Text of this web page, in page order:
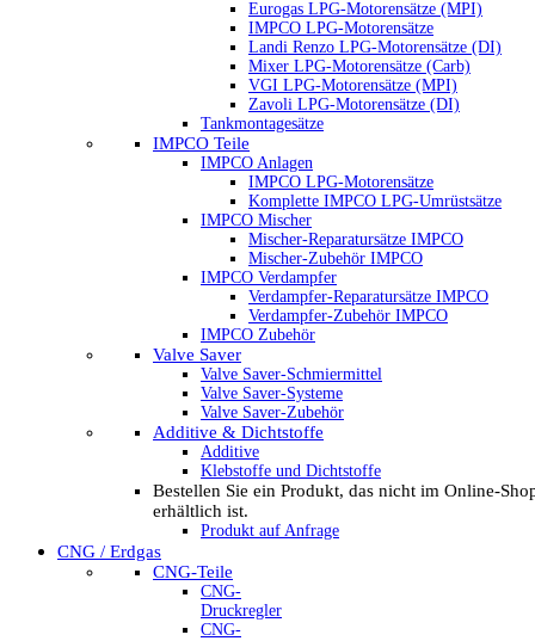
Eurogas LPG-Motorensätze (MPI)
IMPCO LPG-Motorensätze
Landi Renzo LPG-Motorensätze (DI)
Mixer LPG-Motorensätze (Carb)
VGI LPG-Motorensätze (MPI)
Zavoli LPG-Motorensätze (DI)
Tankmontagesätze
IMPCO Teile
IMPCO Anlagen
IMPCO LPG-Motorensätze
Komplette IMPCO LPG-Umrüstsätze
IMPCO Mischer
Mischer-Reparatursätze IMPCO
Mischer-Zubehör IMPCO
IMPCO Verdampfer
Verdampfer-Reparatursätze IMPCO
Verdampfer-Zubehör IMPCO
IMPCO Zubehör
Valve Saver
Valve Saver-Schmiermittel
Valve Saver-Systeme
Valve Saver-Zubehör
Additive & Dichtstoffe
Additive
Klebstoffe und Dichtstoffe
Bestellen Sie ein Produkt, das nicht im Online-
erhältlich ist.
Produkt auf Anfrage
CNG / Erdgas
CNG-Teile
CNG-
Druckregler
CNG-